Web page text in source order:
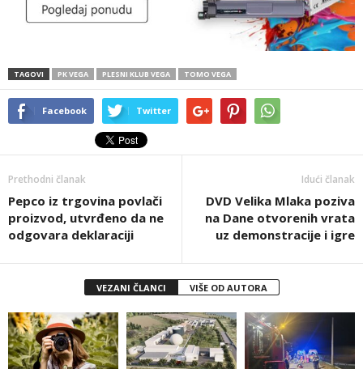
TAGOVI PK VEGA PLESNI KLUB VEGA TOMO VEGA
Facebook Twitter
Prethodni članak
Pepco iz trgovina povlači
proizvod, utvrđeno da ne
odgovara deklaraciji
Idući članak
DVD Velika Mlaka poziva
na Dane otvorenih vrata
uz demonstracije i igre
VEZANI ČLANCI VIŠE OD AUTORA